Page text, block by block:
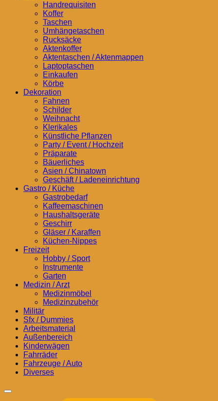
Handrequisiten
Koffer
Taschen
Umhängetaschen
Rucksäcke
Aktenkoffer
Aktentaschen / Aktenmappen
Laptoptaschen
Einkaufen
Körbe
Dekoration
Fahnen
Schilder
Weihnacht
Klerikales
Künstliche Pflanzen
Party / Event / Hochzeit
Präparate
Bäuerliches
Asien / Chinatown
Geschäft / Ladeneinrichtung
Gastro / Küche
Gastrobedarf
Kaffeemaschinen
Haushaltsgeräte
Geschirr
Gläser / Karaffen
Küchen-Nippes
Freizeit
Hobby / Sport
Instrumente
Garten
Medizin / Arzt
Medizinmöbel
Medizinzubehör
Militär
Sfx / Dummies
Arbeitsmaterial
Außenbereich
Kinderwägen
Fahrräder
Fahrzeuge / Auto
Diverses